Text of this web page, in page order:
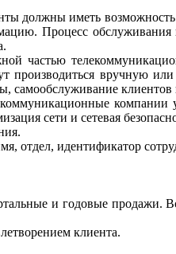
должны иметь возможность
Процесс обслуживания
частью
производиться вручную
самообслуживание
сети и сетевая
отдел, идентификатор
и годовые продажи.
клиента.